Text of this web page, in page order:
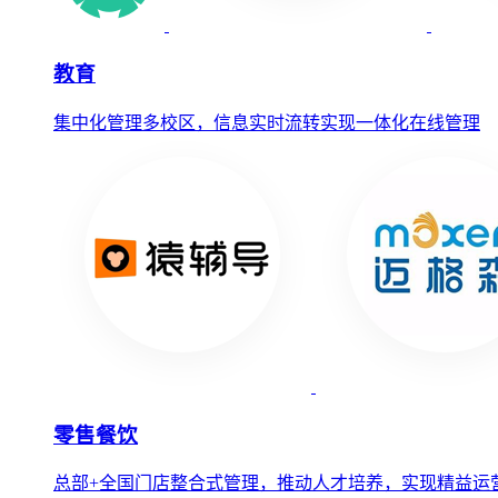
教育
集中化管理多校区，信息实时流转实现一体化在线管理
零售餐饮
总部+全国门店整合式管理，推动人才培养，实现精益运